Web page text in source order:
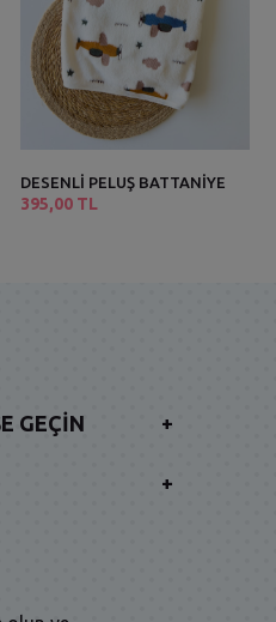
DESENLİ PELUŞ BATTANİYE
395,00 TL
GEÇIN +
+